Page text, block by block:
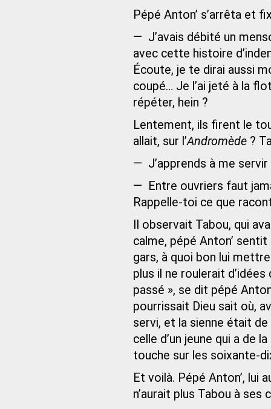
Pépé Anton’ s’arrêta et
— J’avais débité un
avec cette histoire
Écoute, je te dirai aussi
coupé… Je l’ai jeté à la
répéter, hein ?
Lentement, ils firent le
allait, sur l’Andromède ?
— J’apprends à me servir
— Entre ouvriers faut
Rappelle-toi ce que
Il observait Tabou, qui
calme, pépé Anton’
gars, à quoi bon lui
plus il ne roulerait
passé », se dit pépé
pourrissait Dieu sait où,
servi, et la sienne était
celle d’un jeune qui a de
touche sur les soixante-
Et voilà. Pépé Anton’, lui
n’aurait plus Tabou à ses